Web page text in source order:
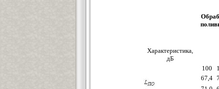
Характеристика,
дБ
100
67,4